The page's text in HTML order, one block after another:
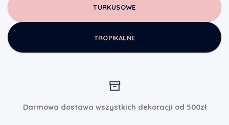
TURKUSOWE
TROPIKALNE
Darmowa dostawa wszystkich dekoracji od 500zł